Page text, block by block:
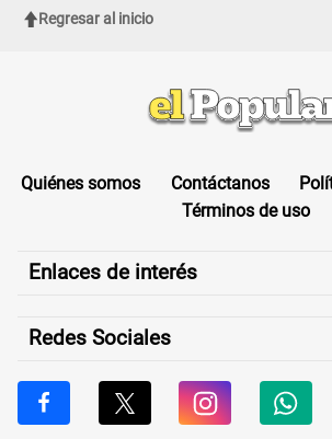
Regresar al inicio
Quiénes somos Contáctanos
Términos de uso
Enlaces de interés
Redes Sociales